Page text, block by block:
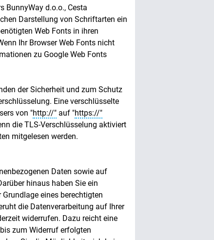
BunnyWay d.o.o., Cesta
Darstellung von Schriftarten ein
Web Fonts in ihren
Ihr Browser Web Fonts nicht
zu Google Web Fonts
der Sicherheit und zum Schutz
Eine verschlüsselte
von "http://" auf "https://"
die TLS-Verschlüsselung aktiviert
mitgelesen werden.
Daten sowie auf
hinaus haben Sie ein
eines berechtigten
die Datenverarbeitung auf Ihrer
widerrufen. Dazu reicht eine
zum Widerruf erfolgten